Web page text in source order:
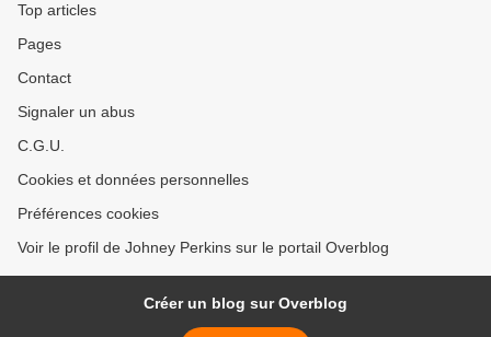
Top articles
Pages
Contact
Signaler un abus
C.G.U.
Cookies et données personnelles
Préférences cookies
Voir le profil de Johney Perkins sur le portail Overblog
Créer un blog sur Overblog